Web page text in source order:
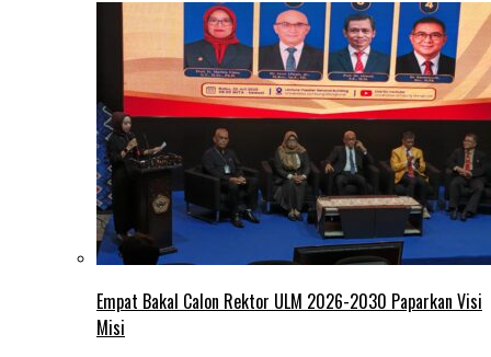
Empat Bakal Calon Rektor ULM 2026-2030 Paparkan Visi
Misi